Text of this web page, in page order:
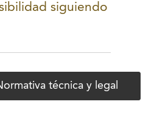
siguiendo
técnica y legal